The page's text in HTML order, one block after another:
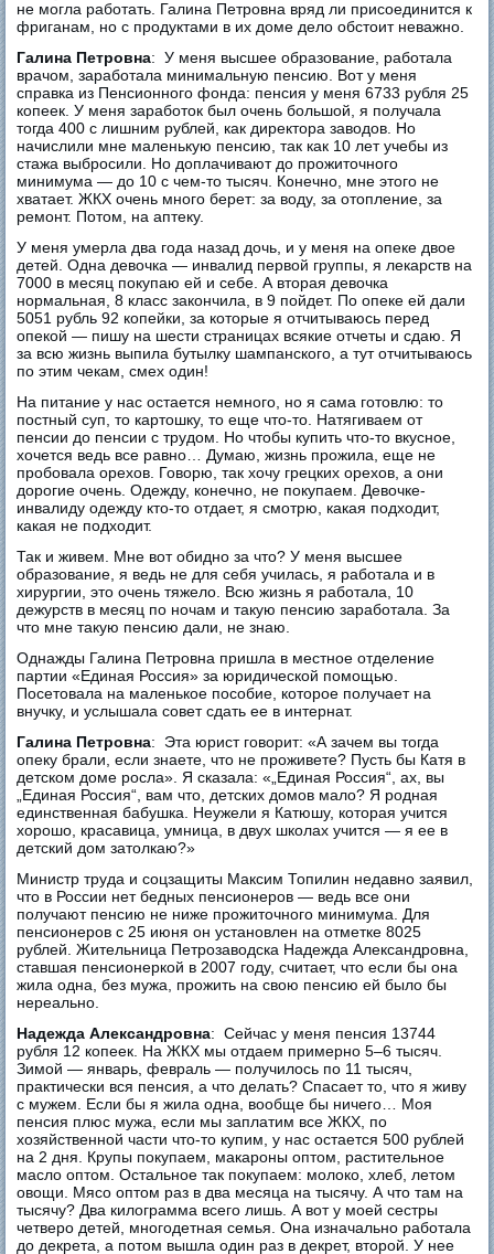
не могла работать. Галина Петровна вряд ли присоединится к
фриганам, но с продуктами в их доме дело обстоит неважно.
Галина Петровна: У меня высшее образование, работала
врачом, заработала минимальную пенсию. Вот у меня
справка из Пенсионного фонда: пенсия у меня 6733 рубля 25
копеек. У меня заработок был очень большой, я получала
тогда 400 с лишним рублей, как директора заводов. Но
начислили мне маленькую пенсию, так как 10 лет учебы из
стажа выбросили. Но доплачивают до прожиточного
минимума — до 10 с чем-то тысяч. Конечно, мне этого не
хватает. ЖКХ очень много берет: за воду, за отопление, за
ремонт. Потом, на аптеку.
У меня умерла два года назад дочь, и у меня на опеке двое
детей. Одна девочка — инвалид первой группы, я лекарств на
7000 в месяц покупаю ей и себе. А вторая девочка
нормальная, 8 класс закончила, в 9 пойдет. По опеке ей дали
5051 рубль 92 копейки, за которые я отчитываюсь перед
опекой — пишу на шести страницах всякие отчеты и сдаю. Я
за всю жизнь выпила бутылку шампанского, а тут отчитываюсь
по этим чекам, смех один!
На питание у нас остается немного, но я сама готовлю: то
постный суп, то картошку, то еще что-то. Натягиваем от
пенсии до пенсии с трудом. Но чтобы купить что-то вкусное,
хочется ведь все равно… Думаю, жизнь прожила, еще не
пробовала орехов. Говорю, так хочу грецких орехов, а они
дорогие очень. Одежду, конечно, не покупаем. Девочке-
инвалиду одежду кто-то отдает, я смотрю, какая подходит,
какая не подходит.
Так и живем. Мне вот обидно за что? У меня высшее
образование, я ведь не для себя училась, я работала и в
хирургии, это очень тяжело. Всю жизнь я работала, 10
дежурств в месяц по ночам и такую пенсию заработала. За
что мне такую пенсию дали, не знаю.
Однажды Галина Петровна пришла в местное отделение
партии «Единая Россия» за юридической помощью.
Посетовала на маленькое пособие, которое получает на
внучку, и услышала совет сдать ее в интернат.
Галина Петровна: Эта юрист говорит: «А зачем вы тогда
опеку брали, если знаете, что не проживете? Пусть бы Катя в
детском доме росла». Я сказала: «„Единая Россия“, ах, вы
„Единая Россия“, вам что, детских домов мало? Я родная
единственная бабушка. Неужели я Катюшу, которая учится
хорошо, красавица, умница, в двух школах учится — я ее в
детский дом затолкаю?»
Министр труда и соцзащиты Максим Топилин недавно заявил,
что в России нет бедных пенсионеров — ведь все они
получают пенсию не ниже прожиточного минимума. Для
пенсионеров с 25 июня он установлен на отметке 8025
рублей. Жительница Петрозаводска Надежда Александровна,
ставшая пенсионеркой в 2007 году, считает, что если бы она
жила одна, без мужа, прожить на свою пенсию ей было бы
нереально.
Надежда Александровна: Сейчас у меня пенсия 13744
рубля 12 копеек. На ЖКХ мы отдаем примерно 5–6 тысяч.
Зимой — январь, февраль — получилось по 11 тысяч,
практически вся пенсия, а что делать? Спасает то, что я живу
с мужем. Если бы я жила одна, вообще бы ничего… Моя
пенсия плюс мужа, если мы заплатим все ЖКХ, по
хозяйственной части что-то купим, у нас остается 500 рублей
на 2 дня. Крупы покупаем, макароны оптом, растительное
масло оптом. Остальное так покупаем: молоко, хлеб, летом
овощи. Мясо оптом раз в два месяца на тысячу. А что там на
тысячу? Два килограмма всего лишь. А вот у моей сестры
четверо детей, многодетная семья. Она изначально работала
до декрета, а потом вышла один раз в декрет, второй. У нее